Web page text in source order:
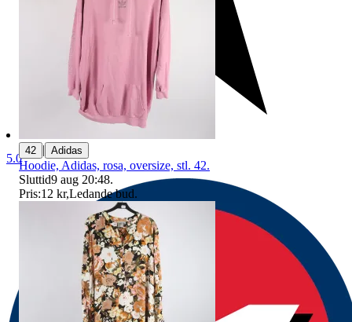
5.0
42 | Adidas
Hoodie, Adidas, rosa, oversize, stl. 42.
Sluttid9 aug 20:48.
Pris:12 kr,Ledande bud.